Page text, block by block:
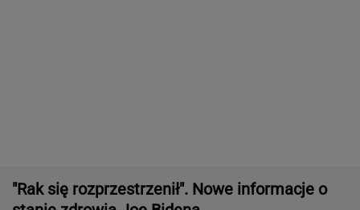
Brat Grbicia radzi mu nie wracać do Serbii. "To
przerażające"